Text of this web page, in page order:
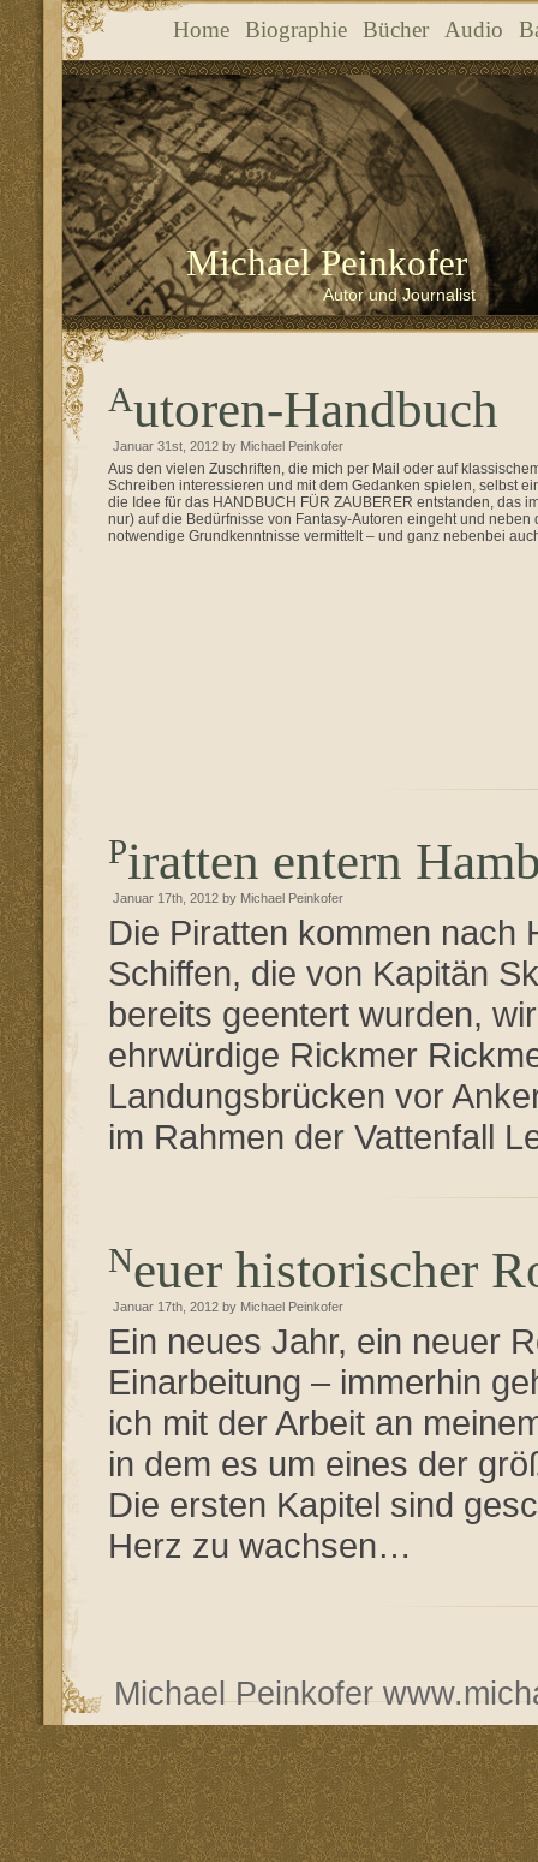
Home Biographie Bücher Audio
Michael Peinkofer
Autor und Journalist
Autoren-Handbuch
Januar 31st, 2012 by Michael Peinkofer
Aus den vielen Zuschriften, die mich per Mail oder auf
Schreiben interessieren und mit dem Gedanken spielen, selbst
die Idee für das HANDBUCH FÜR ZAUBERER entstanden, das
nur) auf die Bedürfnisse von Fantasy-Autoren eingeht und
notwendige Grundkenntnisse vermittelt – und ganz nebenbei
Piratten entern
Januar 17th, 2012 by Michael Peinkofer
Die Piratten kommen
Schiffen, die von Kapitän
bereits geentert wurden,
ehrwürdige Rickmer
Landungsbrücken vor
im Rahmen der Vattenfall
Neuer historischer
Januar 17th, 2012 by Michael Peinkofer
Ein neues Jahr, ein neuer
Einarbeitung – immerhin
ich mit der Arbeit an
in dem es um eines der
Die ersten Kapitel sind
Herz zu wachsen…
Michael Peinkofer